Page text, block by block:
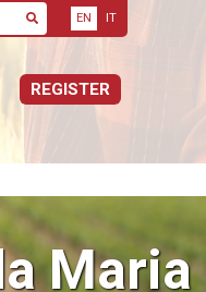
Search
EN IT
REGISTER
Maria